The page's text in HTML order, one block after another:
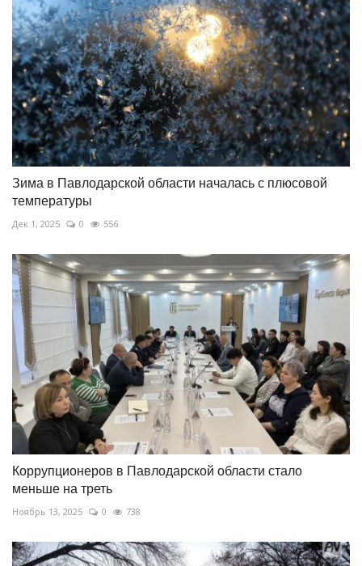
Зима в Павлодарской области началась с плюсовой
температуры
Дек 1, 2025 0 556
Коррупционеров в Павлодарской области стало
меньше на треть
Ноябрь 13, 2025 0 738